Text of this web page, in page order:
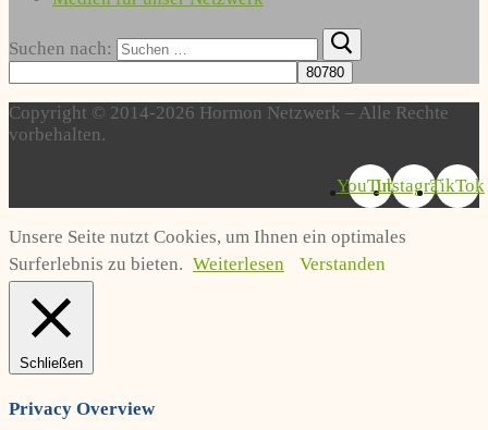
Suchen nach:
Copyright © 2014-2026 Hormon Netzwerk – Alle Rechte
vorbehalten.
YouTubeInstagramTikTok
Unsere Seite nutzt Cookies, um Ihnen ein optimales
Surferlebnis zu bieten. Weiterlesen Verstanden
Schließen
Privacy Overview